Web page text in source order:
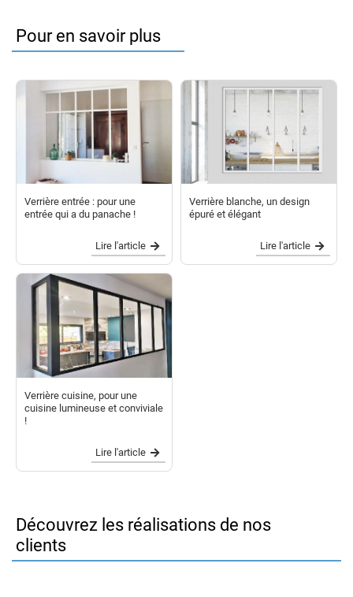
Pour en savoir plus
Verrière entrée : pour une
entrée qui a du panache !
Lire l'article
Verrière blanche, un design
épuré et élégant
Lire l'article
Verrière cuisine, pour une
cuisine lumineuse et conviviale
!
Lire l'article
Découvrez les réalisations de nos
clients